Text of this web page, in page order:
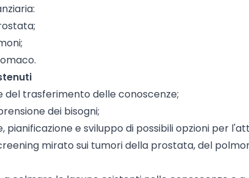
del trasferimento delle conoscenze;
dei bisogni;
pianificazione e sviluppo di possibili opzioni per
mirato sui tumori della prostata, del